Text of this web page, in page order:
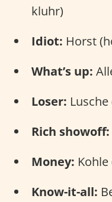
kluhr)
Idiot: Horst
What’s up:
Loser:
Rich showoff:
Money:
Know-it-all: